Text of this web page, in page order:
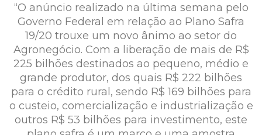
“O anúncio realizado na última semana pelo
Governo Federal em relação ao Plano Safra
19/20 trouxe um novo ânimo ao setor do
Agronegócio. Com a liberação de mais de R$
225 bilhões destinados ao pequeno, médio e
grande produtor, dos quais R$ 222 bilhões
para o crédito rural, sendo R$ 169 bilhões para
o custeio, comercialização e industrialização e
outros R$ 53 bilhões para investimento, este